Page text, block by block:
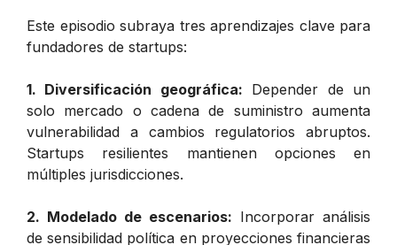
Este episodio subraya tres aprendizajes clave para
fundadores de startups:
1. Diversificación geográfica: Depender de un
solo mercado o cadena de suministro aumenta
vulnerabilidad a cambios regulatorios abruptos.
Startups resilientes mantienen opciones en
múltiples jurisdicciones.
2. Modelado de escenarios: Incorporar análisis
de sensibilidad política en proyecciones financieras